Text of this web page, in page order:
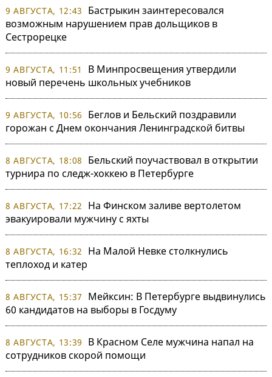
9 АВГУСТА, 12:43
Бастрыкин заинтересовался
возможным нарушением прав дольщиков в
Сестрорецке
9 АВГУСТА, 11:51
В Минпросвещения утвердили
новый перечень школьных учебников
9 АВГУСТА, 10:56
Беглов и Бельский поздравили
горожан с Днем окончания Ленинградской битвы
8 АВГУСТА, 18:08
Бельский поучаствовал в открытии
турнира по следж-хоккею в Петербурге
8 АВГУСТА, 17:22
На Финском заливе вертолетом
эвакуировали мужчину с яхты
8 АВГУСТА, 16:32
На Малой Невке столкнулись
теплоход и катер
8 АВГУСТА, 15:37
Мейксин: В Петербурге выдвинулись
60 кандидатов на выборы в Госдуму
8 АВГУСТА, 13:39
В Красном Селе мужчина напал на
сотрудников скорой помощи